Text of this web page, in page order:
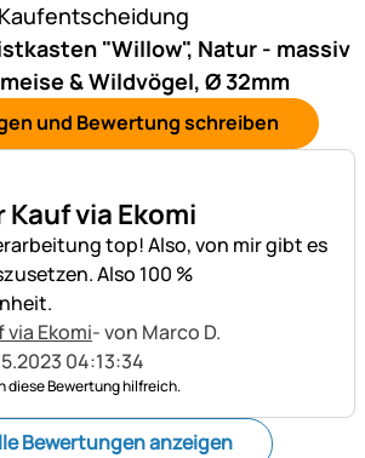
Kaufentscheidung
"Willow", Natur - massiv
& Wildvögel, Ø 32mm
und Bewertung schreiben
via Ekomi
top! Also, von mir gibt es
Also 100 %
Ekomi- von Marco D.
04:13:34
diese Bewertung hilfreich.
Bewertungen anzeigen